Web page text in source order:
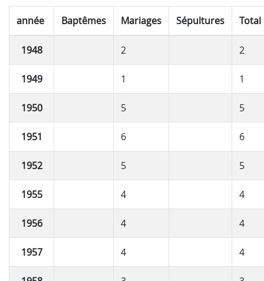
année Baptêmes Mariages Sépultures Total
1948 2 2
1949 1 1
1950 5 5
1951 6 6
1952 5 5
1955 4 4
1956 4 4
1957 4 4